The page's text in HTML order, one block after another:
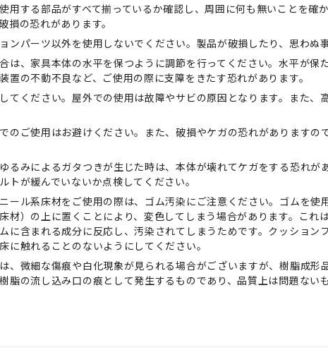
用する部品がすべて揃っているか確認し、周囲に何も無いことを確
損の恐れがあります。
ンパーツ以外を使用しないでください。製品が破損したり、思わぬ
は、家具本体の水平を保つように調節を行ってください。水平が保
置の不動不良など、ご使用の際に支障をきたす恐れがあります。
てください。屋外での使用は故障やサビの原因となります。また、
のご使用はお避けください。また、破損やケガの恐れがありますの
るみによるガタつきが生じた時は、本体が壊れてケガをする恐れが
トが緩んでいないか点検してください。
ール系床材をご使用の際は、ゴム汚染にご注意ください。ゴムを
材）の上に置くことにより、変色してしまう場合があります。これ
に含まれる成分に反応し、汚染されてしまうためです。クッショ
に触れることのないようにしてください。
、微細な傷痕や白化現象が見られる場合がございますが、樹脂成形
脂の流し込み口の痕として発生するものであり、品質上は問題ない